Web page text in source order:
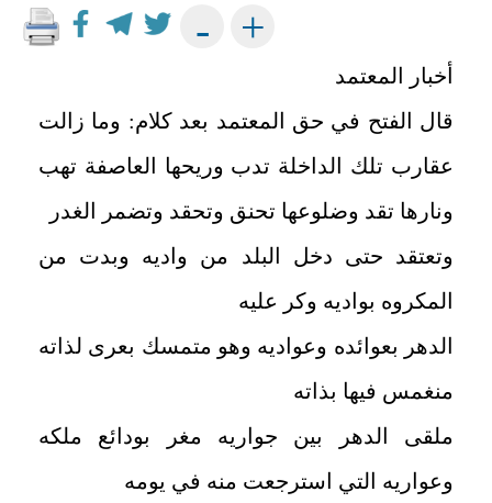
+
-
أخبار المعتمد
قال الفتح في حق المعتمد بعد كلام: وما زالت
عقارب تلك الداخلة تدب وريحها العاصفة تهب
ونارها تقد وضلوعها تحنق وتحقد وتضمر الغدر
وتعتقد حتى دخل البلد من واديه وبدت من
المكروه بواديه وكر عليه
الدهر بعوائده وعواديه وهو متمسك بعرى لذاته
منغمس فيها بذاته
ملقى الدهر بين جواريه مغر بودائع ملكه
وعواريه التي استرجعت منه في يومه